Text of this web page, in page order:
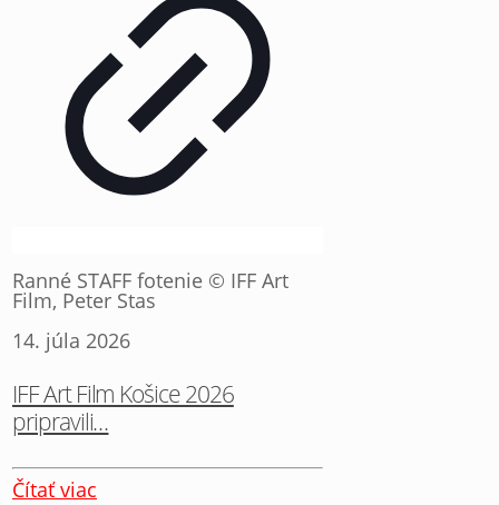
Ranné STAFF fotenie © IFF Art
Film, Peter Stas
14. júla 2026
IFF Art Film Košice 2026
pripravili…
Čítať viac